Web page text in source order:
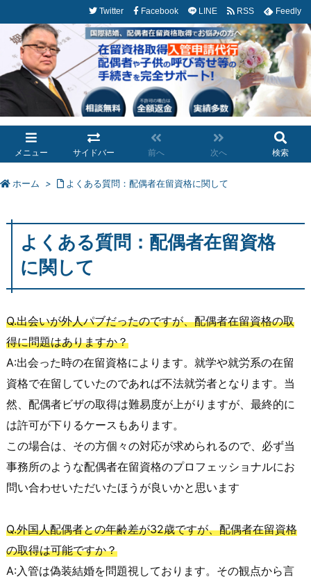
メニュー サイドバー 前へ 次へ 検索
Twitter Facebook LINE RSS Feedly
ホーム > よくある質問：配偶者在留資格に関して
よくある質問：配偶者在留資格
に関して
Q.出会いが外人パブだったのですが、配偶者在留資格の取
得に問題はありますか？
A:出会った時の在留資格によります。就学や就労系の在留
資格で在留していたのであれば不法就労者となります。当
然、配偶者ビザの取得は難易度が上がりますが、最終的に
は許可が下りるケースもあります。
この場合は、その方個々の対応が求められるので、必ず当
事務所のような配偶者在留資格のプロフェッショナルにお
問い合わせいただいたほうが良いかと思います
Q.外国人配偶者との年齢差が32歳ですが、配偶者在留資格
の取得は可能ですか？
A:入管は偽装結婚を問題視しております。その観点から言